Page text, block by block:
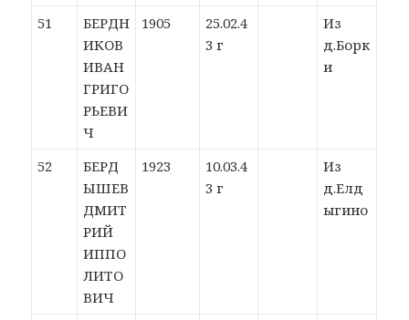
51
БЕРДН
ИКОВ
ИВАН
ГРИГО
РЬЕВИ
Ч
1905
25.02.4
3 г
Из
д.Борк
и
52
БЕРД
ЫШЕВ
ДМИТ
РИЙ
ИППО
ЛИТО
ВИЧ
1923
10.03.4
3 г
Из
д.Елд
ыгино